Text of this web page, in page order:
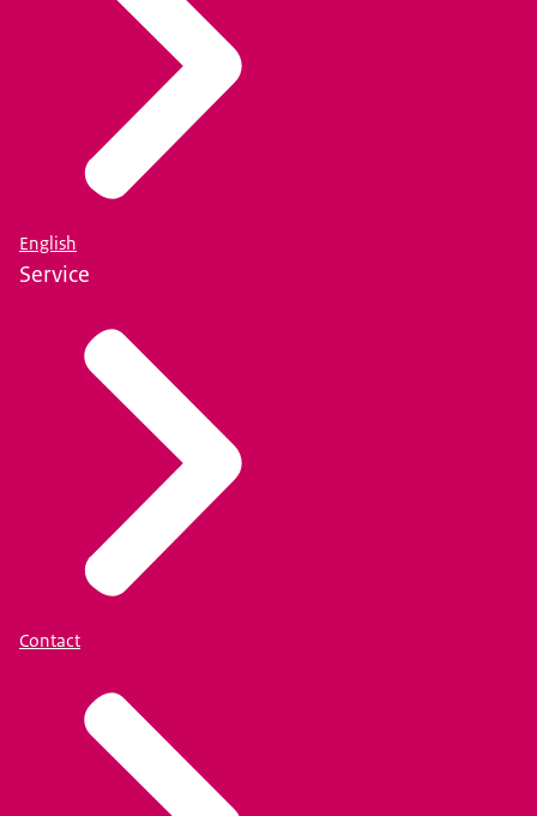
English
Service
Contact